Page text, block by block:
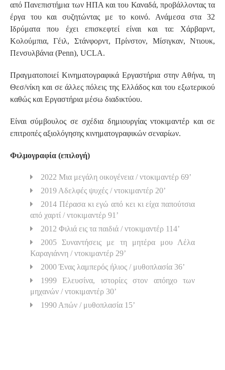
από Πανεπιστήμια των ΗΠΑ και του Καναδά, προβάλλοντας τα
έργα του και συζητώντας με το κοινό. Ανάμεσα στα 32
Ιδρύματα που έχει επισκεφτεί είναι και τα: Χάρβαρντ,
Κολούμπια, Γέιλ, Στάνφορντ, Πρίνστον, Μίσιγκαν, Ντιουκ,
Πενσυλβάνια (Penn), UCLA.
Πραγματοποιεί Κινηματογραφικά Εργαστήρια στην Αθήνα, τη
Θεσ/νίκη και σε άλλες πόλεις της Ελλάδος και του εξωτερικού
καθώς και Εργαστήρια μέσω διαδικτύου.
Είναι σύμβουλος σε σχέδια δημιουργίας ντοκιμαντέρ και σε
επιτροπές αξιολόγησης κινηματογραφικών σεναρίων.
Φιλμογραφία (επιλογή)
2022 Μια μεγάλη οικογένεια / ντοκιμαντέρ 69’
2019 Αδελφές ψυχές / ντοκιμαντέρ 20’
2014 Πέρασα κι εγώ από κει κι είχα παπούτσια
από χαρτί / ντοκιμαντέρ 91’
2012 Φιλιά εις τα παιδιά / ντοκιμαντέρ 114’
2005 Συναντήσεις με τη μητέρα μου Λέλα
Καραγιάννη / ντοκιμαντέρ 29’
2000 Ένας λαμπερός ήλιος / μυθοπλασία 36’
1999 Ελευσίνα, ιστορίες στον απόηχο των
μηχανών / ντοκιμαντέρ 30’
1990 Απών / μυθοπλασία 15’